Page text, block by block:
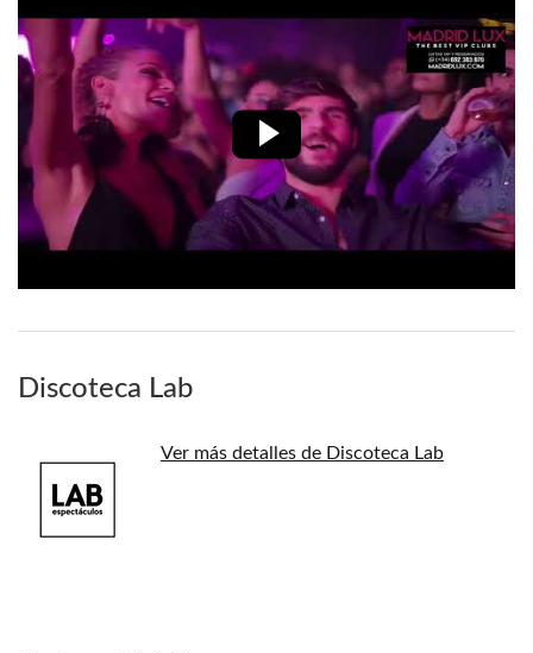
Discoteca Lab
Ver más detalles de Discoteca Lab